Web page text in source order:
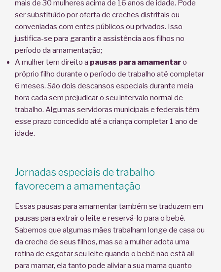
mais de 30 mulheres acima de 16 anos de idade. Pode
ser substituído por oferta de creches distritais ou
conveniadas com entes públicos ou privados. Isso
justifica-se para garantir a assistência aos filhos no
período da amamentação;
A mulher tem direito a pausas para amamentaro
próprio filho durante o período de trabalho até completar
6 meses. São dois descansos especiais durante meia
hora cada sem prejudicar o seu intervalo normal de
trabalho. Algumas servidoras municipais e federais têm
esse prazo concedido até a criança completar 1 ano de
idade.
Jornadas especiais de trabalho
favorecem a amamentação
Essas pausas para amamentar também se traduzem em
pausas para extrair o leite e reservá-lo para o bebê.
Sabemos que algumas mães trabalham longe de casa ou
da creche de seus filhos, mas se a mulher adota uma
rotina de esgotar seu leite quando o bebê não está ali
para mamar, ela tanto pode aliviar a sua mama quanto